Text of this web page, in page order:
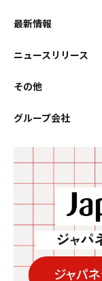
最新情報
ニュースリリース
その他
グループ会社